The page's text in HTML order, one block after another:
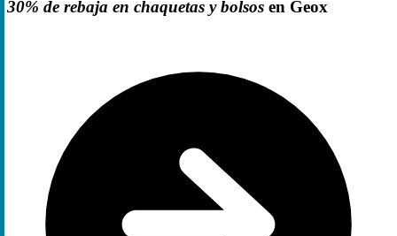
30% de rebaja en chaquetas y bolsos en Geox